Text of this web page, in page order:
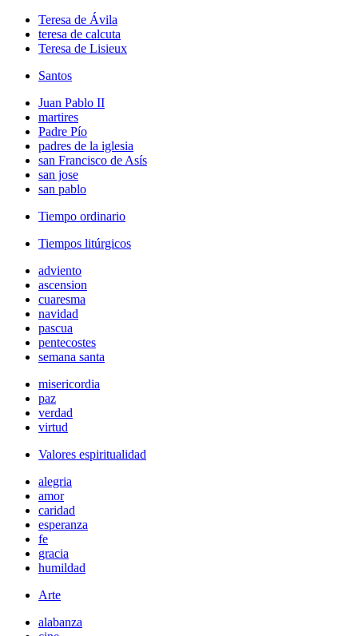
Teresa de Ávila
teresa de calcuta
Teresa de Lisieux
Santos
Juan Pablo II
martires
Padre Pío
padres de la iglesia
san Francisco de Asís
san jose
san pablo
Tiempo ordinario
Tiempos litúrgicos
adviento
ascension
cuaresma
navidad
pascua
pentecostes
semana santa
misericordia
paz
verdad
virtud
Valores espiritualidad
alegria
amor
caridad
esperanza
fe
gracia
humildad
Arte
alabanza